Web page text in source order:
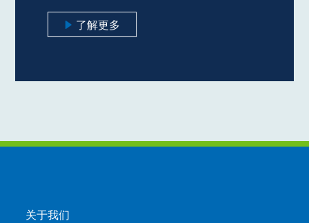
了解更多
关于我们